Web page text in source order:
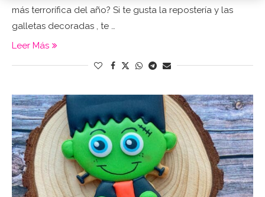
más terrorífica del año? Si te gusta la repostería y las
galletas decoradas , te …
Leer Más